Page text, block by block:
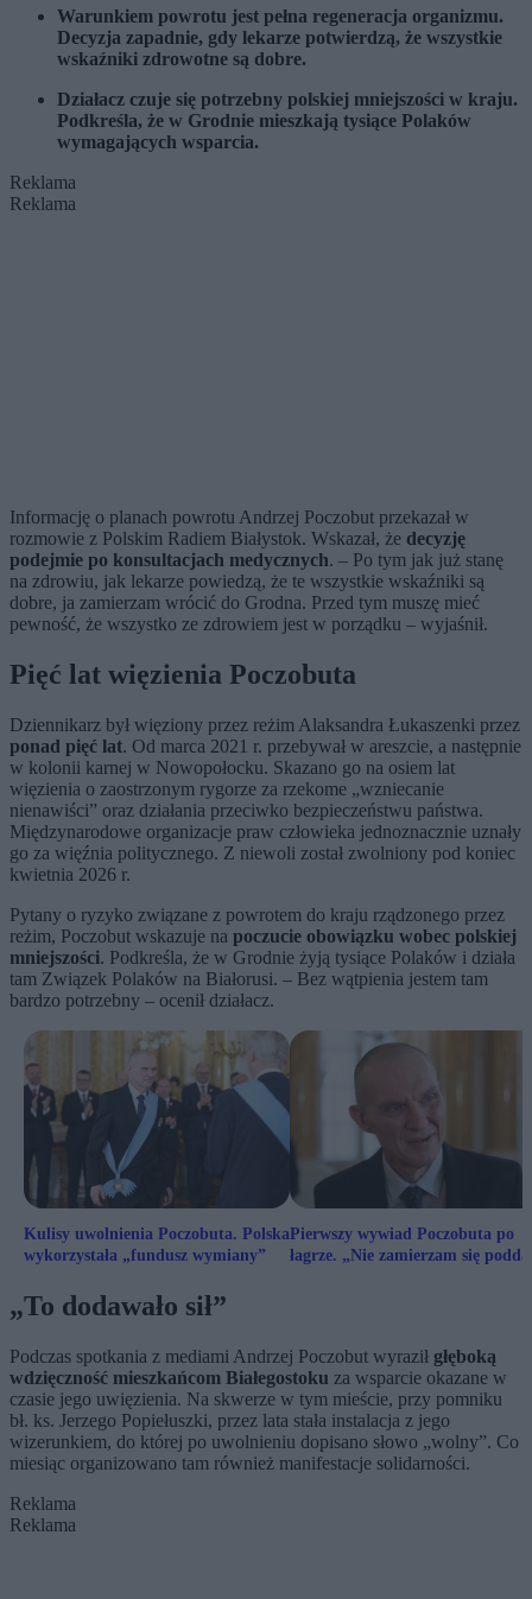
Warunkiem powrotu jest pełna regeneracja organizmu.
Decyzja zapadnie, gdy lekarze potwierdzą, że wszystkie
wskaźniki zdrowotne są dobre.
Działacz czuje się potrzebny polskiej mniejszości w kraju.
Podkreśla, że w Grodnie mieszkają tysiące Polaków
wymagających wsparcia.
Reklama
Reklama
Informację o planach powrotu Andrzej Poczobut przekazał w
rozmowie z Polskim Radiem Białystok. Wskazał, że decyzję
podejmie po konsultacjach medycznych. – Po tym jak już stanę
na zdrowiu, jak lekarze powiedzą, że te wszystkie wskaźniki są
dobre, ja zamierzam wrócić do Grodna. Przed tym muszę mieć
pewność, że wszystko ze zdrowiem jest w porządku – wyjaśnił.
Pięć lat więzienia Poczobuta
Dziennikarz był więziony przez reżim Alaksandra Łukaszenki przez
ponad pięć lat. Od marca 2021 r. przebywał w areszcie, a następnie
w kolonii karnej w Nowopołocku. Skazano go na osiem lat
więzienia o zaostrzonym rygorze za rzekome „wzniecanie
nienawiści” oraz działania przeciwko bezpieczeństwu państwa.
Międzynarodowe organizacje praw człowieka jednoznacznie uznały
go za więźnia politycznego. Z niewoli został zwolniony pod koniec
kwietnia 2026 r.
Pytany o ryzyko związane z powrotem do kraju rządzonego przez
reżim, Poczobut wskazuje na poczucie obowiązku wobec polskiej
mniejszości. Podkreśla, że w Grodnie żyją tysiące Polaków i działa
tam Związek Polaków na Białorusi. – Bez wątpienia jestem tam
bardzo potrzebny – ocenił działacz.
Kulisy uwolnienia Poczobuta. Polska
wykorzystała „fundusz wymiany”
Pierwszy wywiad Poczobuta po
łagrze. „Nie zamierzam się
„To dodawało sił”
Podczas spotkania z mediami Andrzej Poczobut wyraził głęboką
wdzięczność mieszkańcom Białegostoku za wsparcie okazane w
czasie jego uwięzienia. Na skwerze w tym mieście, przy pomniku
bł. ks. Jerzego Popiełuszki, przez lata stała instalacja z jego
wizerunkiem, do której po uwolnieniu dopisano słowo „wolny”. Co
miesiąc organizowano tam również manifestacje solidarności.
Reklama
Reklama